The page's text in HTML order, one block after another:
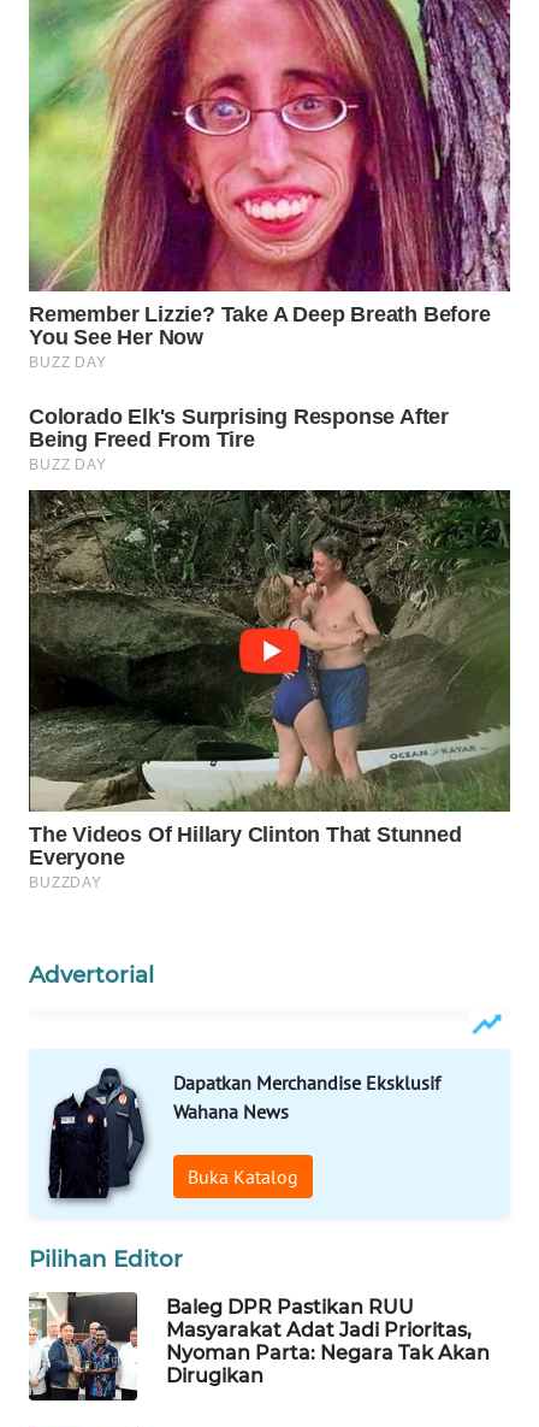
Advertorial
Dapatkan Merchandise Eksklusif
Wahana News
Buka Katalog
Pilihan Editor
Baleg DPR Pastikan RUU
Masyarakat Adat Jadi Prioritas,
Nyoman Parta: Negara Tak Akan
Dirugikan
WN
PRIANGAN
TIMUR
SEMARANG
SOLO
WN
BOROBUDUR
MADURA
WN
SURABAYA
WN
NATUNA
WN
BINTAN
WN
MANDALIKA
WN
LIKUPANG
BORNEO
Wahana
Group
WAHANA
WAHANA
TANI
WAHANA